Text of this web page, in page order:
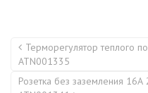
Терморегулятор теплого
ATN001335
Розетка без заземления